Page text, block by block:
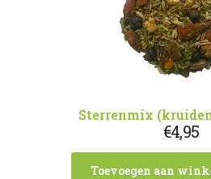
Sterrenmix
€4,95
Toevoegen aan